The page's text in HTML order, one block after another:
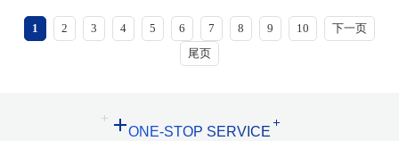
1 2 3 4 5 6 7 8 9 10
下一页
尾页
ONE-STOP SERVICE